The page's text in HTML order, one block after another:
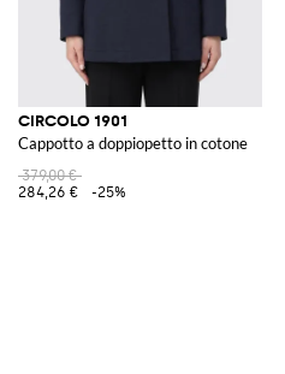
CIRCOLO 1901
Cappotto a doppiopetto in cotone
379,00 €
284,26 €
-25%